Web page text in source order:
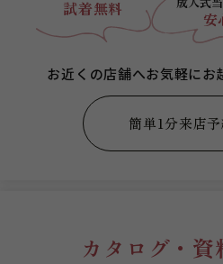
試着無料 安
お近くの店舗へお気軽に
簡単1分来店
カタログ・資